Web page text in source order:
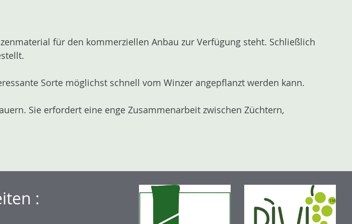
für den kommerziellen Anbau zur Verfügung steht. Schließlich
Sorte möglichst schnell vom Winzer angepflanzt werden kann.
Sie erfordert eine enge Zusammenarbeit zwischen Züchtern,
: